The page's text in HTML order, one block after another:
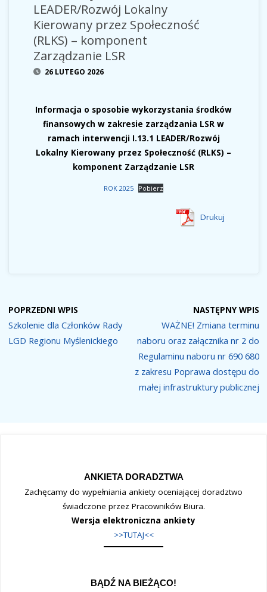
LEADER/Rozwój Lokalny
Kierowany przez Społeczność
(RLKS) – komponent
Zarządzanie LSR
26 LUTEGO 2026
Informacja o sposobie wykorzystania środków
finansowych w zakresie zarządzania LSR w
ramach interwencji I.13.1 LEADER/Rozwój
Lokalny Kierowany przez Społeczność (RLKS) –
komponent Zarządzanie LSR
ROK 2025 Pobierz
Drukuj
POPRZEDNI WPIS
Szkolenie dla Członków Rady
LGD Regionu Myślenickiego
NASTĘPNY WPIS
WAŻNE! Zmiana terminu
naboru oraz załącznika nr 2 do
Regulaminu naboru nr 690 680
z zakresu Poprawa dostępu do
małej infrastruktury publicznej
ANKIETA DORADZTWA
Zachęcamy do wypełniania ankiety oceniającej doradztwo
świadczone przez Pracowników Biura.
Wersja elektroniczna ankiety
>>TUTAJ<<
BĄDŹ NA BIEŻĄCO!